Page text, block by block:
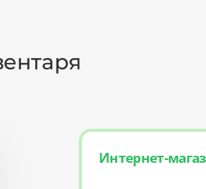
Интернет-